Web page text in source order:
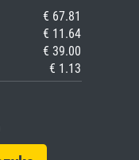
€ 67.81
€ 11.64
€ 39.00
€ 1.13